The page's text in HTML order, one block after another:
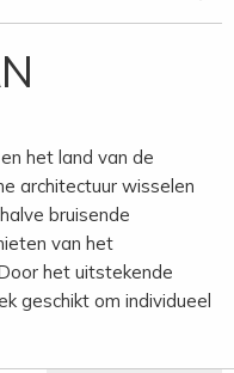
het land van de
architectuur wisselen
bruisende
van het
het uitstekende
geschikt om individueel